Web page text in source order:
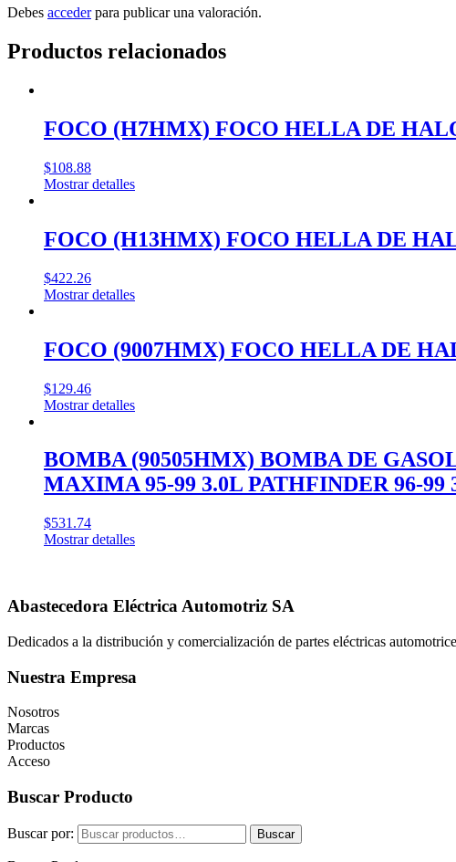
Debes accederpara publicar una valoración.
Productos relacionados
FOCO (H7HMX) FOCO HELLA DE
$108.88
Mostrar detalles
FOCO (H13HMX) FOCO HELLA DE
$422.26
Mostrar detalles
FOCO (9007HMX) FOCO HELLA DE
$129.46
Mostrar detalles
BOMBA (90505HMX) BOMBA DE
MAXIMA 95-99 3.0L PATHFINDER 96-99
$531.74
Mostrar detalles
Abastecedora Eléctrica Automotriz SA
Dedicados a la distribución y comercialización de partes eléctricas
Nuestra Empresa
Nosotros
Marcas
Productos
Acceso
Buscar Producto
Buscar por: Buscar